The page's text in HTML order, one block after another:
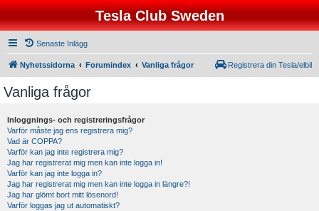
Tesla Club Sweden
Senaste Inlägg
Nyhetssidorna Forumindex Vanliga frågor Registrera din Tesla/elbil
Vanliga frågor
Inloggnings- och registreringsfrågor
Varför måste jag ens registrera mig?
Vad är COPPA?
Varför kan jag inte registrera mig?
Jag har registrerat mig men kan inte logga in!
Varför kan jag inte logga in?
Jag har registrerat mig men kan inte logga in längre?!
Jag har glömt bort mitt lösenord!
Varför loggas jag ut automatiskt?